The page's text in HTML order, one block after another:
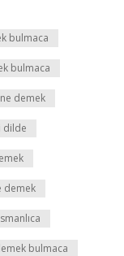
bulmaca
bulmaca
demek
dilde
demek
bulmaca